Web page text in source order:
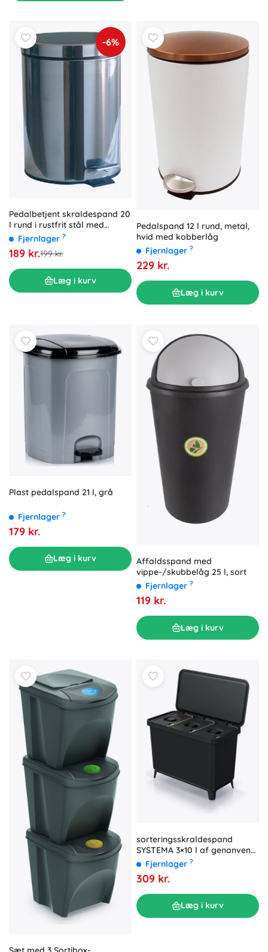
-6%
Pedalbetjent skraldespand 20
l rund i rustfrit stål med
plastindsats
Fjernlager ?
189 kr.199 kr.
Læg i kurv
Pedalspand 12 l rund, metal,
hvid med kobberlåg
Fjernlager ?
229 kr.
Læg i kurv
Plast pedalspand 21 l, grå
Fjernlager ?
179 kr.
Læg i kurv
Affaldsspand med
vippe-/skubbelåg 25 l, sort
Fjernlager ?
119 kr.
Læg i kurv
sorteringsskraldespand
SYSTEMA 3×10 l af genanvendt
plast, vægmonteret
Fjernlager ?
309 kr.
Læg i kurv